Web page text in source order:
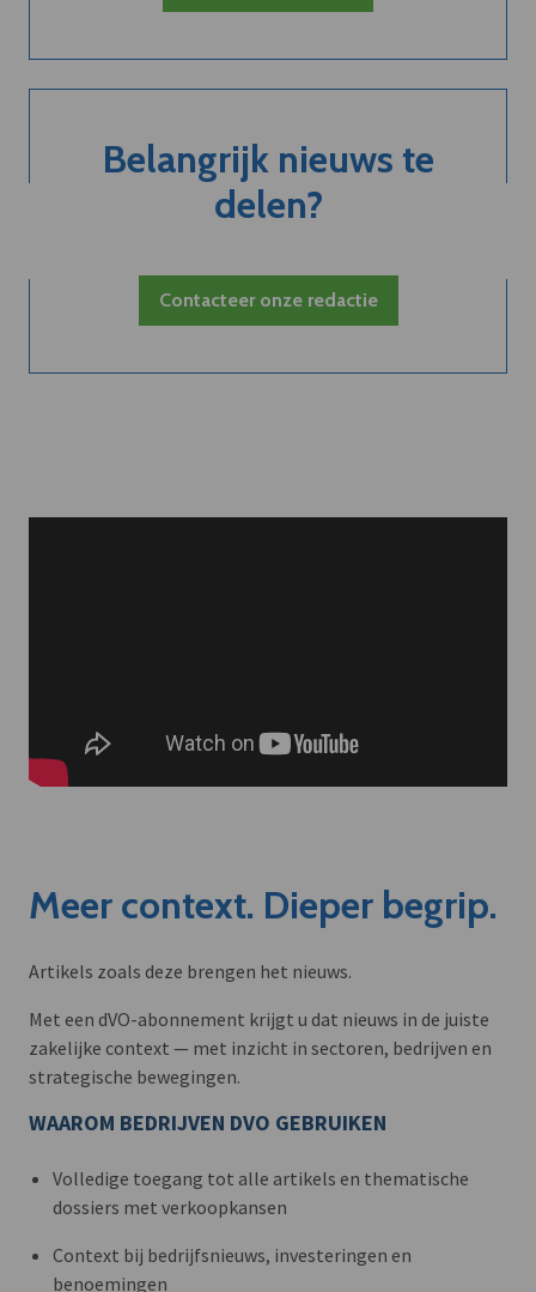
Belangrijk nieuws te
delen?
Contacteer onze redactie
Meer context. Dieper begrip.
Artikels zoals deze brengen het nieuws.
Met een dVO-abonnement krijgt u dat nieuws in de juiste
zakelijke context — met inzicht in sectoren, bedrijven en
strategische bewegingen.
WAAROM BEDRIJVEN DVO GEBRUIKEN
Volledige toegang tot alle artikels en thematische
dossiers met verkoopkansen
Context bij bedrijfsnieuws, investeringen en
benoemingen